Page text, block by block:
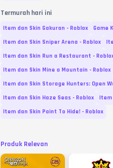
Termurah hari ini
Item dan Skin Gakuran - Roblox
Game
Item dan Skin Sniper Arena - Roblox
Item dan Skin Run a Restaurant -
Item dan Skin Mine a Mountain - Roblox
Item dan Skin Storage Hunters: Open
Item dan Skin Haze Seas - Roblox
Item
Item dan Skin Paint To Hide! - Roblox
Produk Relevan